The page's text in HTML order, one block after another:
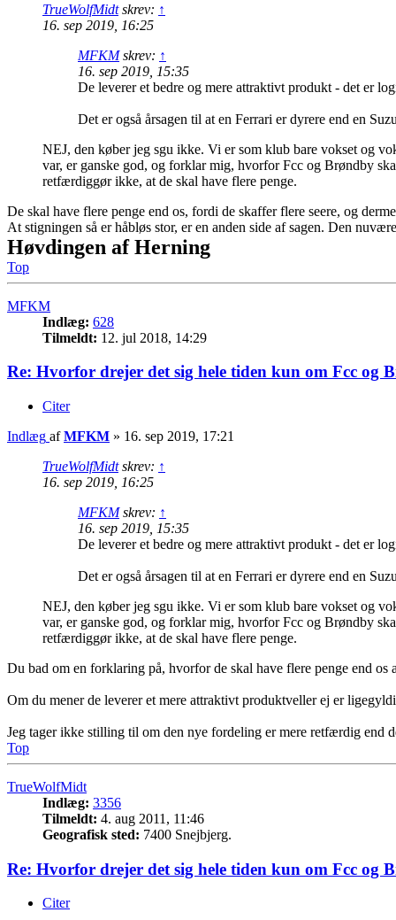
TrueWolfMidtskrev: ↑
16. sep 2019, 16:25
MFKMskrev: ↑
16. sep 2019, 15:35
De leverer et bedre og mere attraktivt produkt - det er
Det er også årsagen til at en Ferrari er dyrere end en
NEJ, den køber jeg sgu ikke. Vi er som klub bare vokset og
var, er ganske god, og forklar mig, hvorfor Fcc og Brøndby
retfærdiggør ikke, at de skal have flere penge.
De skal have flere penge end os, fordi de skaffer flere seere, og
At stigningen så er håbløs stor, er en anden side af sagen. Den
Høvdingen af Herning
Top
MFKM
Indlæg: 628
Tilmeldt: 12. jul 2018, 14:29
Re: Hvorfor drejer det sig hele tiden kun om Fcc og
Citer
Indlæg afMFKM » 16. sep 2019, 17:21
TrueWolfMidtskrev: ↑
16. sep 2019, 16:25
MFKMskrev: ↑
16. sep 2019, 15:35
De leverer et bedre og mere attraktivt produkt - det er
Det er også årsagen til at en Ferrari er dyrere end en
NEJ, den køber jeg sgu ikke. Vi er som klub bare vokset og
var, er ganske god, og forklar mig, hvorfor Fcc og Brøndby
retfærdiggør ikke, at de skal have flere penge.
Du bad om en forklaring på, hvorfor de skal have flere penge end os
Om du mener de leverer et mere attraktivt produktveller ej er
Jeg tager ikke stilling til om den nye fordeling er mere retfærdig end
Top
TrueWolfMidt
Indlæg: 3356
Tilmeldt: 4. aug 2011, 11:46
Geografisk sted: 7400 Snejbjerg.
Re: Hvorfor drejer det sig hele tiden kun om Fcc og
Citer